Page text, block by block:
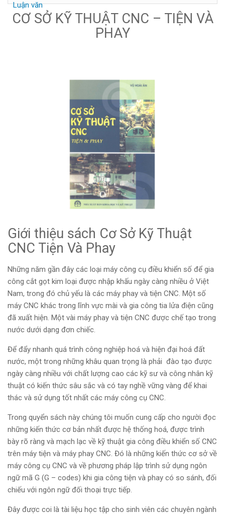
Luận văn
CƠ SỞ KỸ THUẬT CNC – TIỆN VÀ
PHAY
Giới thiệu sách Cơ Sở Kỹ Thuật
CNC Tiện Và Phay
Những năm gần đây các loại máy công cụ điều khiển số để gia
công cắt gọt kim loại được nhập khấu ngày càng nhiều ở Việt
Nam, trong đó chủ yếu là các máy phay và tiện CNC. Một số
máy CNC khác trong lĩnh vực mài và gia công tia lửa điện cũng
đã xuất hiện. Một vài máy phay và tiện CNC được chế tạo trong
nước dưới dạng đơn chiếc.
Để đẩy nhanh quá trình công nghiệp hoá và hiện đại hoá đất
nước, một trong những khâu quan trọng là phải đào tạo được
ngày càng nhiều với chất lượng cao các kỹ sư và công nhân kỹ
thuật có kiến thức sâu sắc và có tay nghề vững vàng để khai
thác và sử dụng tốt nhất các máy công cụ CNC.
Trong quyển sách này chúng tôi muốn cung cấp cho người đọc
những kiến thức cơ bản nhất được hệ thống hoá, được trình
bày rõ ràng và mạch lạc về kỹ thuật gia công điều khiển số CNC
trên máy tiện và máy phay CNC. Đó là những kiến thức cơ sở về
máy công cụ CNC và về phương pháp lập trình sử dụng ngôn
ngữ mã G (G – codes) khi gia công tiện và phay có so sánh, đối
chiếu với ngôn ngữ đối thoại trực tiếp.
Đây được coi là tài liệu học tập cho sinh viên các chuyên ngành